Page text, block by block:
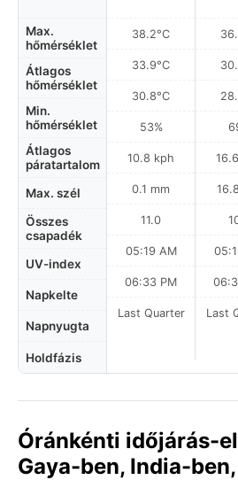
Max.
hőmérséklet
Átlagos
hőmérséklet
Min.
hőmérséklet
Átlagos
páratartalom
Max. szél
Összes
csapadék
UV-index
Napkelte
Napnyugta
Holdfázis
38.2°C
33.9°C
30.8°C
53%
10.8 kph
0.1 mm
11.0
05:19 AM
06:33 PM
Last Quarter Last
Óránkénti időjárás-
Gaya-ben, India-